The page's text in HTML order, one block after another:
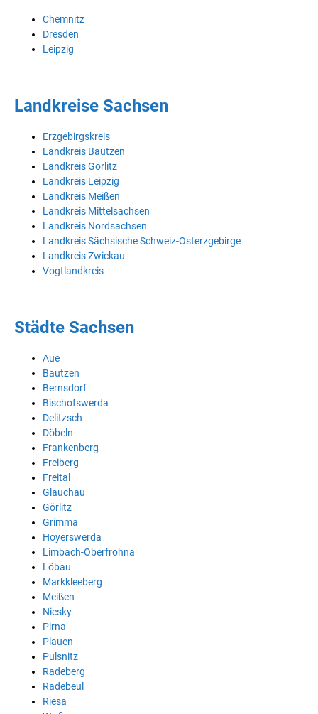
Chemnitz
Dresden
Leipzig
Landkreise Sachsen
Erzgebirgskreis
Landkreis Bautzen
Landkreis Görlitz
Landkreis Leipzig
Landkreis Meißen
Landkreis Mittelsachsen
Landkreis Nordsachsen
Landkreis Sächsische Schweiz-Osterzgebirge
Landkreis Zwickau
Vogtlandkreis
Städte Sachsen
Aue
Bautzen
Bernsdorf
Bischofswerda
Delitzsch
Döbeln
Frankenberg
Freiberg
Freital
Glauchau
Görlitz
Grimma
Hoyerswerda
Limbach-Oberfrohna
Löbau
Markkleeberg
Meißen
Niesky
Pirna
Plauen
Pulsnitz
Radeberg
Radebeul
Riesa